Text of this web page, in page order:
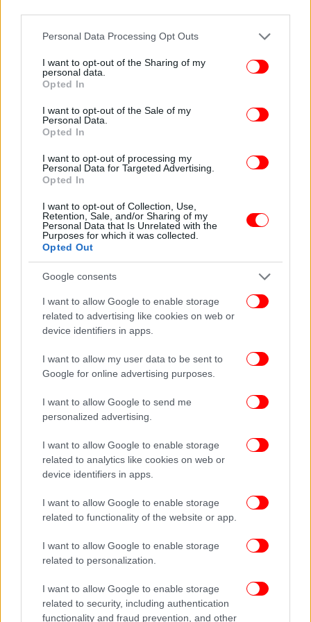
Please note that this website/app uses one or more Google
not limited to your visit or usage behaviour. You may click to
grant or deny consent to Google and its third-party tags to
use your data for below specified purposes in below Google
consent section.
Personal Data Processing Opt Outs
I want to opt-out of the Sharing of my
personal data.
Opted In
I want to opt-out of the Sale of my
Personal Data.
Opted In
I want to opt-out of processing my
Personal Data for Targeted Advertising.
Opted In
I want to opt-out of Collection, Use,
Retention, Sale, and/or Sharing of my
Personal Data that Is Unrelated with the
Purposes for which it was collected.
Opted Out
Google consents
I want to allow Google to enable storage
related to advertising like cookies on web or
device identifiers in apps.
I want to allow my user data to be sent to
Google for online advertising purposes.
I want to allow Google to send me
personalized advertising.
I want to allow Google to enable storage
related to analytics like cookies on web or
device identifiers in apps.
I want to allow Google to enable storage
related to functionality of the website or app.
I want to allow Google to enable storage
related to personalization.
I want to allow Google to enable storage
related to security, including authentication
functionality and fraud prevention, and other